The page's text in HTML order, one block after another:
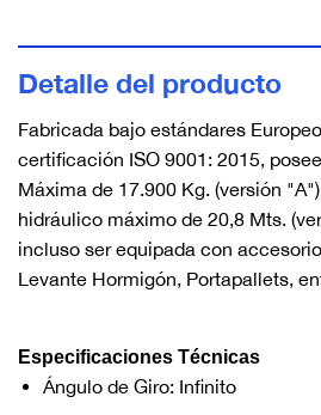
Detalle del producto
Fabricada bajo estándares
certificación ISO 9001: 2015,
Máxima de 17.900 Kg. (versión
hidráulico máximo de 20,8 Mts.
incluso ser equipada con
Levante Hormigón, Portapallets,
Especificaciones Técnicas
Ángulo de Giro: Infinito